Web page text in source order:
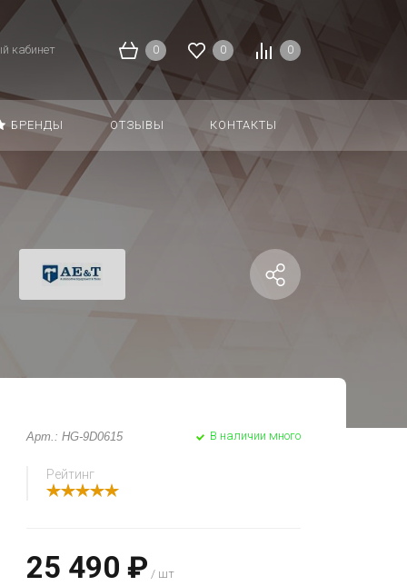
кабинет 0 0 0
БРЕНДЫ ОТЗЫВЫ КОНТАКТЫ
Арт.: HG-9D0615 В наличии много
Рейтинг
25 490 ₽ / шт